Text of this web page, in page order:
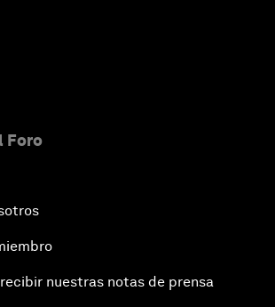
Foro
nuestras notas de prensa